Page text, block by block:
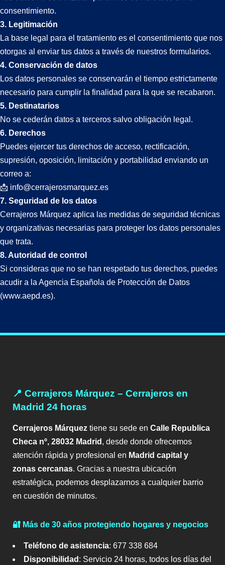
consentimiento.
3. Legitimación
La base legal para el tratamiento es el consentimiento que nos
otorgas al enviar tus datos a través de nuestros formularios.
4. Conservación de datos
Los datos personales se conservarán el tiempo estrictamente
necesario para cumplir la finalidad para la que se recabaron.
5. Destinatarios
No se cederán datos a terceros salvo obligación legal.
6. Derechos
Puedes ejercer tus derechos de acceso, rectificación,
supresión, oposición, limitación y portabilidad enviando un
correo a:
📩 info@cerrajerosmarquez.es
7. Seguridad de los datos
Cerrajeros Márquez aplica las medidas de seguridad técnicas
y organizativas necesarias para proteger los datos personales
que trata.
8. Autoridad de control
Si consideras que no se han respetado tus derechos, puedes
acudir a la Agencia Española de Protección de Datos
(www.aepd.es).
📍 Cerrajeros Márquez – Cerrajeros en
Madrid 24 horas
Cerrajeros Márquez tiene su sede en Calle Republica
Checa nº, 28032 Madrid , desde donde ofrecemos
atención rápida y profesional en Madrid capital y
zonas cercanas. Gracias a nuestra ubicación
estratégica, podemos desplazarnos a cualquier barrio
en cuestión de minutos.
🔐 Más de 30 años protegiendo hogares y negocios
Teléfono de asistencia: 677 338 684
Disponibilidad : Servicio 24 horas, todos los días del